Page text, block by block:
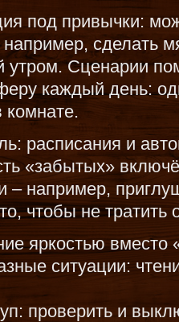
под привычки:
сделать
утром. Сценарии
каждый день:
расписания и
«забытых»
– например,
чтобы не
яркостью вместо
ситуации:
проверить и